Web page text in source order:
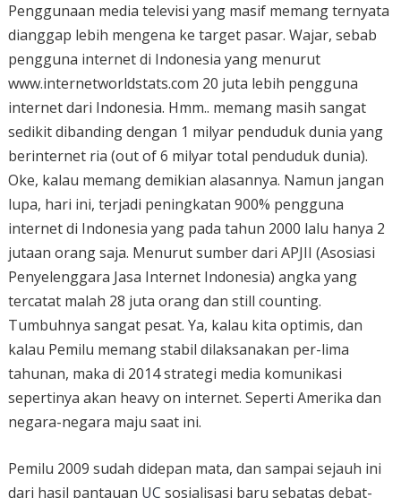
Penggunaan media televisi yang masif memang ternyata
dianggap lebih mengena ke target pasar. Wajar, sebab
pengguna internet di Indonesia yang menurut
www.internetworldstats.com 20 juta lebih pengguna
internet dari Indonesia. Hmm.. memang masih sangat
sedikit dibanding dengan 1 milyar penduduk dunia yang
berinternet ria (out of 6 milyar total penduduk dunia).
Oke, kalau memang demikian alasannya. Namun jangan
lupa, hari ini, terjadi peningkatan 900% pengguna
internet di Indonesia yang pada tahun 2000 lalu hanya 2
jutaan orang saja. Menurut sumber dari APJII (Asosiasi
Penyelenggara Jasa Internet Indonesia) angka yang
tercatat malah 28 juta orang dan still counting.
Tumbuhnya sangat pesat. Ya, kalau kita optimis, dan
kalau Pemilu memang stabil dilaksanakan per-lima
tahunan, maka di 2014 strategi media komunikasi
sepertinya akan heavy on internet. Seperti Amerika dan
negara-negara maju saat ini.
Pemilu 2009 sudah didepan mata, dan sampai sejauh ini
dari hasil pantauan UC sosialisasi baru sebatas debat-